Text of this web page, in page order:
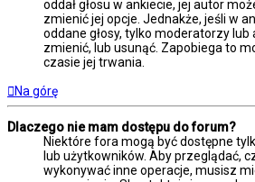
oddał głosu w ankiecie, jej autor
zmienić jej opcje. Jednakże, jeśli w
oddane głosy, tylko moderatorzy
zmienić, lub usunąć. Zapobiega to
czasie jej trwania.
Na górę
Dlaczego nie mam dostępu do forum?
Niektóre fora mogą być dostępne
lub użytkowników. Aby przeglądać,
wykonywać inne operacje, musisz